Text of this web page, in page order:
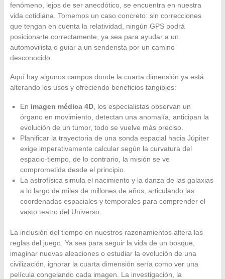
fenómeno, lejos de ser anecdótico, se encuentra en nuestra
vida cotidiana. Tomemos un caso concreto: sin correcciones
que tengan en cuenta la relatividad, ningún GPS podrá
posicionarte correctamente, ya sea para ayudar a un
automovilista o guiar a un senderista por un camino
desconocido.
Aquí hay algunos campos donde la cuarta dimensión ya está
alterando los usos y ofreciendo beneficios tangibles:
En imagen médica 4D, los especialistas observan un
órgano en movimiento, detectan una anomalía, anticipan la
evolución de un tumor, todo se vuelve más preciso.
Planificar la trayectoria de una sonda espacial hacia Júpiter
exige imperativamente calcular según la curvatura del
espacio-tiempo, de lo contrario, la misión se ve
comprometida desde el principio.
La astrofísica simula el nacimiento y la danza de las galaxias
a lo largo de miles de millones de años, articulando las
coordenadas espaciales y temporales para comprender el
vasto teatro del Universo.
La inclusión del tiempo en nuestros razonamientos altera las
reglas del juego. Ya sea para seguir la vida de un bosque,
imaginar nuevas aleaciones o estudiar la evolución de una
civilización, ignorar la cuarta dimensión sería como ver una
película congelando cada imagen. La investigación, la